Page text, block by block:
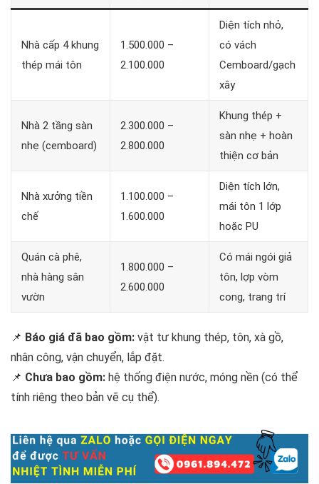
Nhà cấp 4 khung
thép mái tôn
1.500.000 –
2.100.000
Diện tích nhỏ,
có vách
Cemboard/gạch
xây
Nhà 2 tầng sàn
nhẹ (cemboard)
2.300.000 –
2.800.000
Khung thép +
sàn nhẹ + hoàn
thiện cơ bản
Nhà xưởng tiền
chế
1.100.000 –
1.600.000
Diện tích lớn,
mái tôn 1 lớp
hoặc PU
Quán cà phê,
nhà hàng sân
vườn
1.800.000 –
2.600.000
Có mái ngói giả
tôn, lợp vòm
cong, trang trí
📌 Báo giá đã bao gồm: vật tư khung thép, tôn, xà gồ,
nhân công, vận chuyển, lắp đặt.
📌 Chưa bao gồm: hệ thống điện nước, móng nền (có thể
tính riêng theo bản vẽ cụ thể).